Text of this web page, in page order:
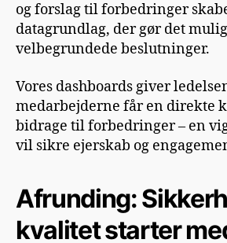
og forslag til forbedringer
datagrundlag, der gør det
velbegrundede beslutninger.
Vores dashboards giver
medarbejderne får en direkte
bidrage til forbedringer – en
vil sikre ejerskab og
Afrunding:
kvalitet starter